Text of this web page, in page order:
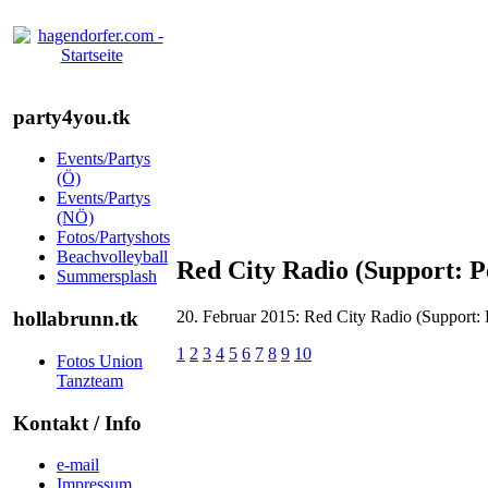
party4you.tk
Events/Partys
(Ö)
Events/Partys
(NÖ)
Fotos/Partyshots
Beachvolleyball
Summersplash
hollabrunn.tk
Fotos Union
Tanzteam
Kontakt / Info
e-mail
Red City Radio (Support:
20. Februar 2015: Red City Radio
1 2 3 4 5 6 7 8 9 10